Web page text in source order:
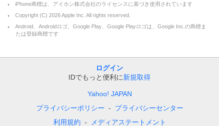
iPhone商標は、アイホン株式会社のライセンスに基づき使用されています
Copyright (C) 2026Apple Inc. All rights reserved.
Android、Androidロゴ、Google Play、Google Playロゴは、Google Inc.の商標ま
たは登録商標です
ログイン
IDでもっと便利に新規取得
Yahoo! JAPAN
プライバシーポリシー
プライバシーセンター
利用規約
メディアステートメント